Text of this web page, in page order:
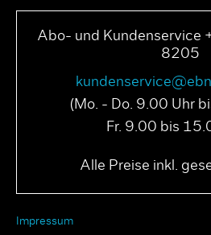
Abo- und
8205
(Mo. - Do. 9.00 Uhr
Fr. 9.00 bis
Alle Preise inkl.
Impressum